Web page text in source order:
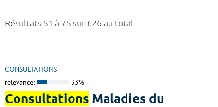
Résultats 51 à 75 sur 626 au total
CONSULTATIONS
relevance: 33%
Consultations Maladies du